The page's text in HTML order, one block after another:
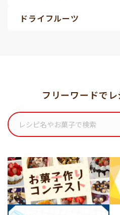
ドライフルーツ
フリーワードで